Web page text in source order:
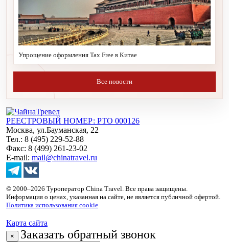
Упрощение оформления Tax Free в Китае
Все новости
РЕЕСТРОВЫЙ НОМЕР: РТО 000126
Москва, ул.Бауманская, 22
Тел.: 8 (495) 229-52-88
Факс: 8 (499) 261-23-02
E-mail: mail@chinatravel.ru
© 2000–2026 Туроператор China Travel. Все права защищены.
Информация о ценах, указанная на сайте, не является публичной офертой.
Политика использования cookie
Карта сайта
× Заказать обратный звонок